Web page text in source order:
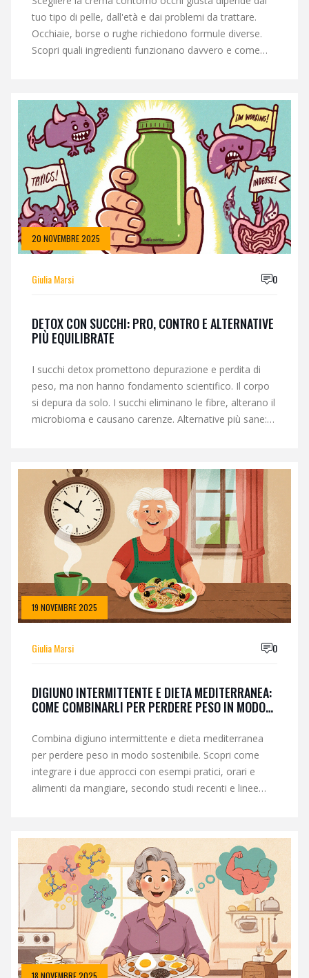
tuo tipo di pelle, dall'età e dai problemi da trattare.
Occhiaie, borse o rughe richiedono formule diverse.
Scopri quali ingredienti funzionano davvero e come
20 NOVEMBRE 2025
Giulia Marsi 0
DETOX CON SUCCHI: PRO, CONTRO E ALTERNATIVE
PIÙ EQUILIBRATE
I succhi detox promettono depurazione e perdita di
peso, ma non hanno fondamento scientifico. Il corpo
si depura da solo. I succhi eliminano le fibre, alterano il
microbioma e causano carenze. Alternative più sane:
19 NOVEMBRE 2025
Giulia Marsi 0
DIGIUNO INTERMITTENTE E DIETA MEDITERRANEA:
COME COMBINARLI PER PERDERE PESO IN MODO
Combina digiuno intermittente e dieta mediterranea
per perdere peso in modo sostenibile. Scopri come
integrare i due approcci con esempi pratici, orari e
alimenti da mangiare, secondo studi recenti e linee